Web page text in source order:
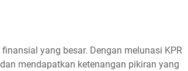
yang besar. Dengan melunasi KPR
mendapatkan ketenangan pikiran yang